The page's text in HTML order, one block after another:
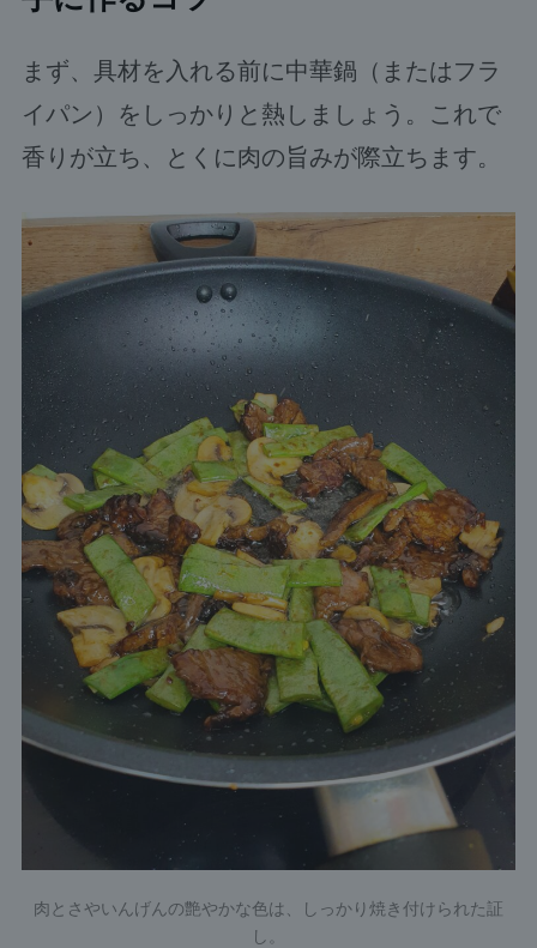
まず、具材を入れる前に中華鍋（またはフラ
イパン）をしっかりと熱しましょう。これで
香りが立ち、とくに肉の旨みが際立ちます。
肉とさやいんげんの艶やかな色は、しっかり焼き付けられた証
し。